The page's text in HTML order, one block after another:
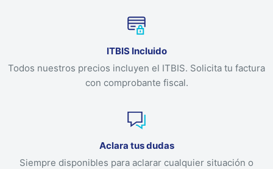
ITBIS Incluido
Todos nuestros precios incluyen el ITBIS. Solicita tu factura
con comprobante fiscal.
Aclara tus dudas
Siempre disponibles para aclarar cualquier situación o